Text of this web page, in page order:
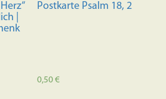
|
Postkarte Psalm 18, 2
0,50€